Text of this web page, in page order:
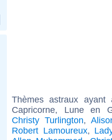
Thèmes astraux
Capricorne, Lune en
Christy Turlington,
Robert Lamoureux,